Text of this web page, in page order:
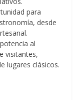
para
desde
al
visitantes,
lugares clásicos.